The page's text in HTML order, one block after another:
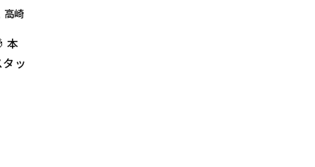
高崎
本
ッ